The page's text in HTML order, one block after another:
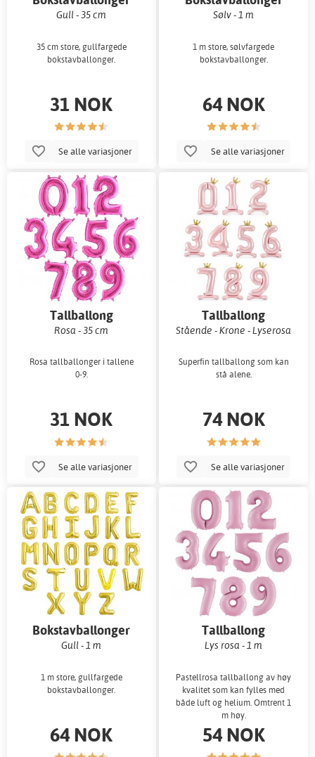
Gull - 35 cm
35 cm store, gullfargede
bokstavballonger.
31 NOK
Se alle variasjoner
Sølv - 1 m
1 m store, sølvfargede
bokstavballonger.
64 NOK
Se alle variasjoner
Tallballong
Rosa - 35 cm
Rosa tallballonger i tallene
0-9.
31 NOK
Se alle variasjoner
Tallballong
Stående - Krone - Lyserosa
Superfin tallballong som kan
stå alene.
74 NOK
Se alle variasjoner
Bokstavballonger
Gull - 1 m
1 m store, gullfargede
bokstavballonger.
64 NOK
Tallballong
Lys rosa - 1 m
Pastellrosa tallballong av høy
kvalitet som kan fylles med
både luft og helium. Omtrent 1
m høy.
54 NOK